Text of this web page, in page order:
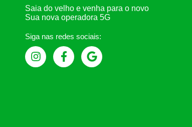
Saia do velho e venha para o novo
Sua nova operadora 5G
Siga nas redes sociais: